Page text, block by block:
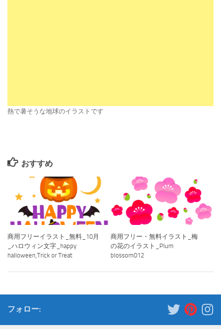
熱で暑そうな地球のイラストです
おすすめ
商用フリーイラスト_無料_10月
_ハロウィン文字_happy
halloween,Trick or Treat
商用フリー・無料イラスト_梅
の花のイラスト_Plum
blossom012
フォロー: